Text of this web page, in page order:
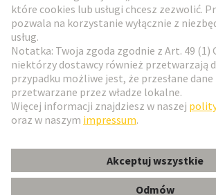
Social Media
Polski
© HARTING Technology Group